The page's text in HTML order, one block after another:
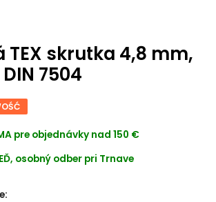
TEX skrutka 4,8 mm,
7504
pre objednávky nad 150 €
osobný odber pri Trnave
: